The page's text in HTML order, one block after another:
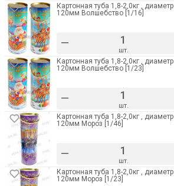
Картонная туба 1,8-2,0кг , диаметр
120мм Волшебство [1/16]
– шт.
Картонная туба 1,8-2,0кг , диаметр
120мм Волшебство [1/23]
– шт.
Картонная туба 1,8-2,0кг , диаметр
120мм Мороз [1/46]
– шт.
Картонная туба 1,8-2,0кг , диаметр
120мм Мороз [1/23]